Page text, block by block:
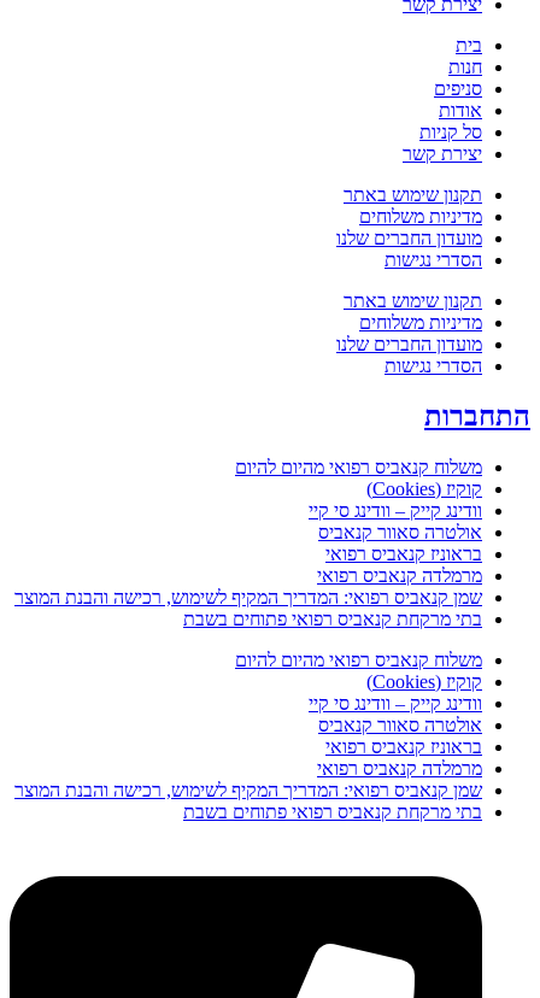
בית
חנות
סניפים
אודות
סל קניות
יצירת קשר
תקנון שימוש באתר
מדיניות משלוחים
מועדון החברים שלנו
הסדרי נגישות
תקנון שימוש באתר
מדיניות משלוחים
מועדון החברים שלנו
הסדרי נגישות
התחברות
משלוח קנאביס רפואי מהיום להיום
קוקיז (Cookies)
וודינג קייק – וודינג סי קיי
אולטרה סאוור קנאביס
בראוניז קנאביס רפואי
מרמלדה קנאביס רפואי
שמן קנאביס רפואי: המדריך המקיף לשימוש, רכישה והבנת המוצר
בתי מרקחת קנאביס רפואי פתוחים בשבת
משלוח קנאביס רפואי מהיום להיום
קוקיז (Cookies)
וודינג קייק – וודינג סי קיי
אולטרה סאוור קנאביס
בראוניז קנאביס רפואי
מרמלדה קנאביס רפואי
שמן קנאביס רפואי: המדריך המקיף לשימוש, רכישה והבנת המוצר
בתי מרקחת קנאביס רפואי פתוחים בשבת